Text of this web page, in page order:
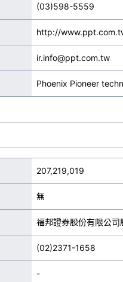
(03)598-5559
http://
ir.info@ppt.com.tw
Phoenix Pioneer
207,219,019
無
福邦證券股份有限公司
(02)2371-1658
-